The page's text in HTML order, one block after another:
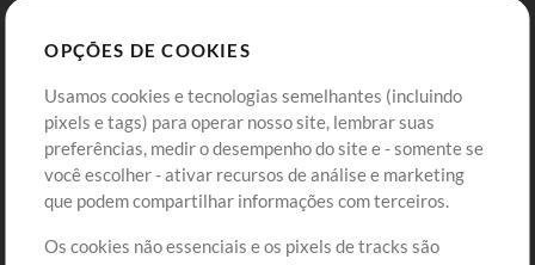
Comprar Créditos
Conteúdo Grátis
Solicite uma Música
Extras
Entre
Cadastre-se
Ir ao carrinho
OPÇÕES DE COOKIES
Usamos cookies e tecnologias semelhantes (incluindo
pixels e tags) para operar nosso site, lembrar suas
preferências, medir o desempenho do site e - somente se
você escolher - ativar recursos de análise e marketing
que podem compartilhar informações com terceiros.
Os cookies não essenciais e os pixels de tracks são